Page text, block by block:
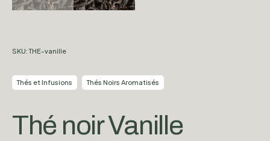
SKU:THE-vanille
Thés et Infusions Thés Noirs Aromatisés
Thé noir Vanille